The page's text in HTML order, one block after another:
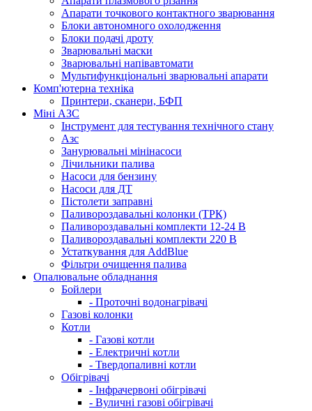
Апарати точкового контактного зварювання
Блоки автономного охолодження
Блоки подачі дроту
Зварювальні маски
Зварювальні напівавтомати
Мультифункціональні зварювальні апарати
Комп'ютерна техніка
Принтери, сканери, БФП
Міні АЗС
Інструмент для тестування технічного стану
Азс
Занурювальні мінінасоси
Лічильники палива
Насоси для бензину
Насоси для ДТ
Пістолети заправні
Паливороздавальні колонки (ТРК)
Паливороздавальні комплекти 12-24 В
Паливороздавальні комплекти 220 В
Устаткування для AddBlue
Фільтри очищення палива
Опалювальне обладнання
Бойлери
- Проточні водонагрівачі
Газові колонки
Котли
- Газові котли
- Електричні котли
- Твердопаливні котли
Обігрівачі
- Інфрачервоні обігрівачі
- Вуличні газові обігрівачі